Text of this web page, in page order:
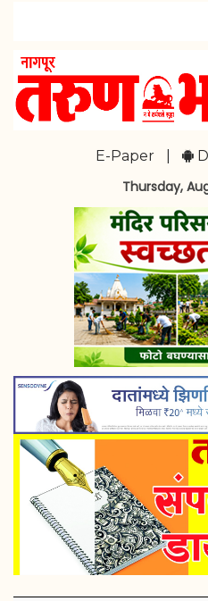
E-Paper
Thursday,